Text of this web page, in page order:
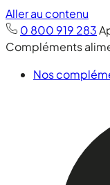
Aller au contenu
0 800 919 283
Compléments
Nos